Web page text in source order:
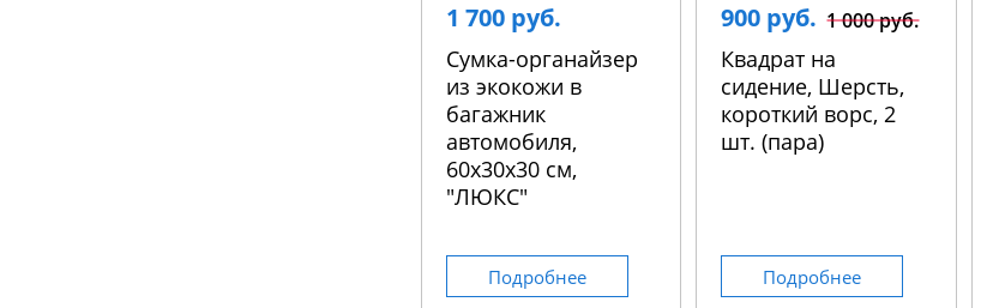
1 700 руб.
Сумка-органайзер
из экокожи в
багажник
автомобиля,
60х30х30 см,
"ЛЮКС"
Подробнее
900 руб. 1 000 руб.
Квадрат на
сидение, Шерсть,
короткий ворс, 2
шт. (пара)
Подробнее